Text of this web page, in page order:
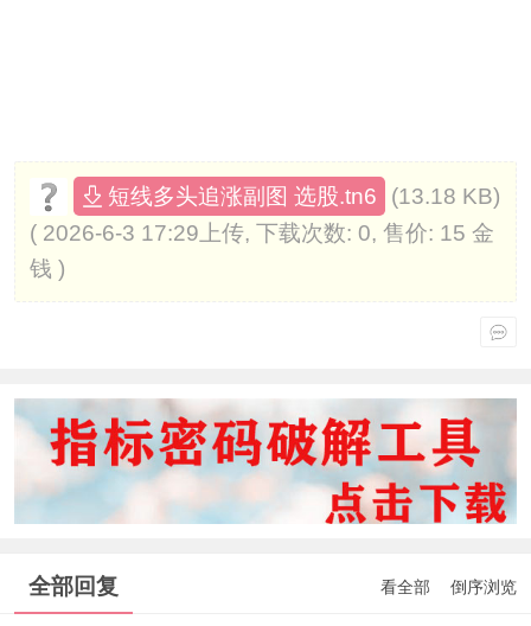
短线多头追涨副图 选股.tn6
(13.18 KB)
( 2026-6-3 17:29上传, 下载次数: 0, 售价: 15 金
钱 )
全部回复 看全部 倒序浏览